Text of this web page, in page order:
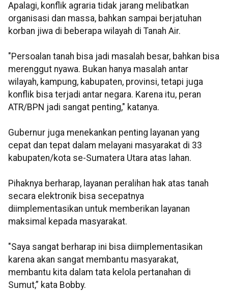
Apalagi, konflik agraria tidak jarang melibatkan
organisasi dan massa, bahkan sampai berjatuhan
korban jiwa di beberapa wilayah di Tanah Air.
"Persoalan tanah bisa jadi masalah besar, bahkan bisa
merenggut nyawa. Bukan hanya masalah antar
wilayah, kampung, kabupaten, provinsi, tetapi juga
konflik bisa terjadi antar negara. Karena itu, peran
ATR/BPN jadi sangat penting," katanya.
Gubernur juga menekankan penting layanan yang
cepat dan tepat dalam melayani masyarakat di 33
kabupaten/kota se-Sumatera Utara atas lahan.
Pihaknya berharap, layanan peralihan hak atas tanah
secara elektronik bisa secepatnya
diimplementasikan untuk memberikan layanan
maksimal kepada masyarakat.
"Saya sangat berharap ini bisa diimplementasikan
karena akan sangat membantu masyarakat,
membantu kita dalam tata kelola pertanahan di
Sumut,” kata Bobby.